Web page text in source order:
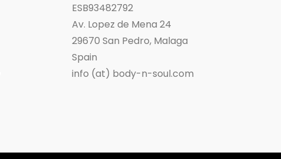
ESB93482792
Av. Lopez de Mena 24
29670 San Pedro, Malaga
Spain
info (at) body-n-soul.com